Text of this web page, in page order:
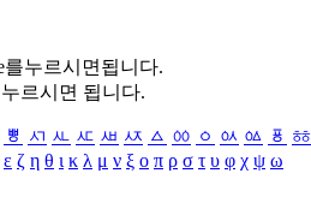
를누르시면됩니다.
르시면 됩니다.
ㅹ ㅺ ㅻ ㅼ ㅽ ㅾ ㅿ ㆀ ㆁ ㆂ ㆃ ㆄ ㆅ
ε ζ η θ ι κ λ μ ν ξ ο π ρ σ τ υ φ χ ψ ω